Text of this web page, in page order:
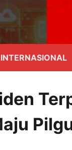
INTERNASIONAL